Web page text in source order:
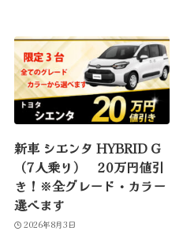
新車 シエンタ HYBRID G
（7人乗り） 20万円値引
き！※全グレード・カラー
選べます
2026年8月3日